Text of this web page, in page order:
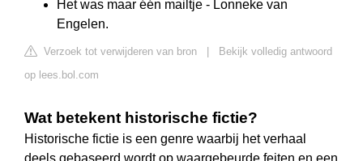
Het was maar één mailtje - Lonneke van
Engelen.
Verzoek tot verwijderen van bron
Bekijk volledig antwoord
op lees.bol.com
Wat betekent historische fictie?
Historische fictie is een genre waarbij het verhaal